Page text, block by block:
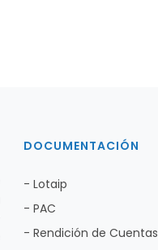
DOCUMENTACIÓN
- Lotaip
- PAC
- Rendición de Cuentas